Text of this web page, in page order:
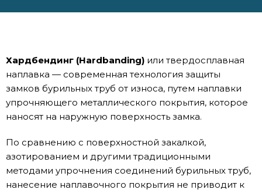
Хардбендинг (Hardbanding) или твердосплавная
наплавка — современная технология защиты
замков бурильных труб от износа, путем наплавки
упрочняющего металлического покрытия, которое
наносят на наружную поверхность замка.
По сравнению с поверхностной закалкой,
азотированием и другими традиционными
методами упрочнения соединений бурильных труб,
нанесение наплавочного покрытия не приводит к